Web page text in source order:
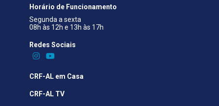
Horário de Funcionamento
Segunda a sexta
08h às 12h e 13h às 17h
Redes Sociais​
CRF-AL em Casa
CRF-AL TV